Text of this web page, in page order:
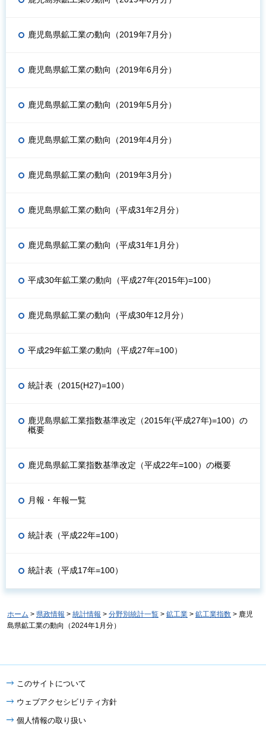
鹿児島県鉱工業の動向（2019年7月分）
鹿児島県鉱工業の動向（2019年6月分）
鹿児島県鉱工業の動向（2019年5月分）
鹿児島県鉱工業の動向（2019年4月分）
鹿児島県鉱工業の動向（2019年3月分）
鹿児島県鉱工業の動向（平成31年2月分）
鹿児島県鉱工業の動向（平成31年1月分）
平成30年鉱工業の動向（平成27年(2015年)=100）
鹿児島県鉱工業の動向（平成30年12月分）
平成29年鉱工業の動向（平成27年=100）
統計表（2015(H27)=100）
鹿児島県鉱工業指数基準改定（2015年(平成27年)=100）の
概要
鹿児島県鉱工業指数基準改定（平成22年=100）の概要
月報・年報一覧
統計表（平成22年=100）
統計表（平成17年=100）
ホーム > 県政情報 > 統計情報 > 分野別統計一覧 > 鉱工業 > 鉱工業指数 > 鹿児
島県鉱工業の動向（2024年1月分）
このサイトについて
ウェブアクセシビリティ方針
個人情報の取り扱い